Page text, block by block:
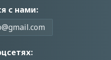
с нами: